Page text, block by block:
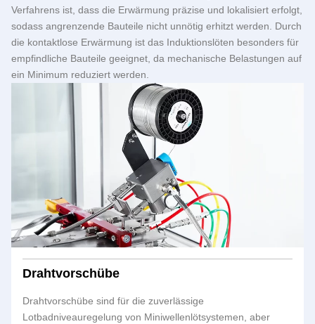
Verfahrens ist, dass die Erwärmung präzise und lokalisiert erfolgt,
sodass angrenzende Bauteile nicht unnötig erhitzt werden. Durch
die kontaktlose Erwärmung ist das Induktionslöten besonders für
empfindliche Bauteile geeignet, da mechanische Belastungen auf
ein Minimum reduziert werden.
Drahtvorschübe
Drahtvorschübe sind für die zuverlässige
Lotbadniveauregelung von Miniwellenlötsystemen, aber